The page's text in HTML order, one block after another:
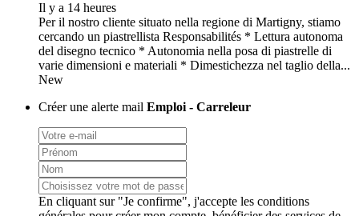
Il y a 14 heures
Per il nostro cliente situato nella regione di Martigny, stiamo
cercando un piastrellista Responsabilités * Lettura autonoma
del disegno tecnico * Autonomia nella posa di piastrelle di
varie dimensioni e materiali * Dimestichezza nel taglio della...
New
Créer une alerte mail Emploi - Carreleur
En cliquant sur "Je confirme", j'accepte les conditions